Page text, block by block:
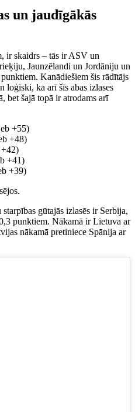
un jaudīgākās
ir skaidrs – tās ir ASV un
Jaunzēlandi un Jordāniju un
Kanādiešiem šis rādītājs
loģiski, ka arī šīs abas izlases
bet šajā topā ir atrodams arī
+55)
+48)
+41)
+39)
gūtajās izlasēs ir Serbija,
punktiem. Nākamā ir Lietuva ar
nākamā pretiniece Spānija ar